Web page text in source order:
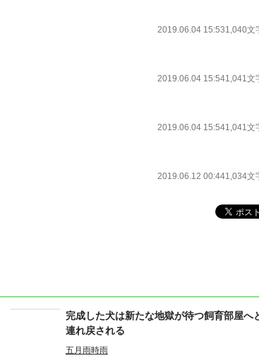
2019.06.04 15:531,040文
2019.06.04 15:541,041文
2019.06.04 15:541,041文
2019.06.12 00:441,034文
完成した犬は新たな地獄が待つ飼育部屋へ
連れ戻される
五月雨時雨